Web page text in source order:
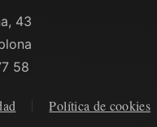
43
58
Política de cookies